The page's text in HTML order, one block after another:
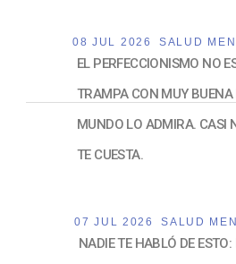
08 JUL 2026 SALUD
EL PERFECCIONISMO NO
TRAMPA CON MUY BUENA
MUNDO LO ADMIRA. CASI
TE CUESTA.
07 JUL 2026 SALUD
NADIE TE HABLÓ DE